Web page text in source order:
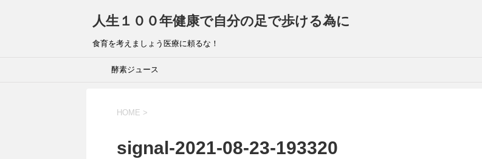
人生１００年健康で自分の足で歩ける為に
食育を考えましょう医療に頼るな！
酵素ジュース
HOME >
signal-2021-08-23-193320